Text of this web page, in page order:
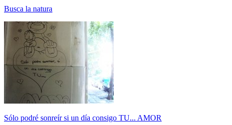
Busca la natura
Sólo podré sonreír si un día consigo TU... AMOR